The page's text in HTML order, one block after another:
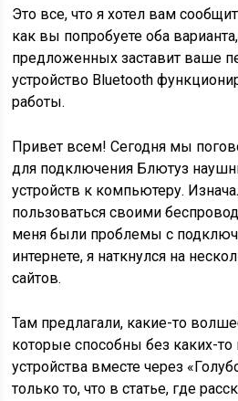
Это все, что я хотел вам
как вы попробуете оба
предложенных заставит ваше
устройство Bluetooth
работы.
Привет всем! Сегодня мы
для подключения Блютуз
устройств к компьютеру.
пользоваться своими
меня были проблемы с
интернете, я наткнулся на
сайтов.
Там предлагали, какие-то
которые способны без каких-
устройства вместе через
только то, что в статье, где